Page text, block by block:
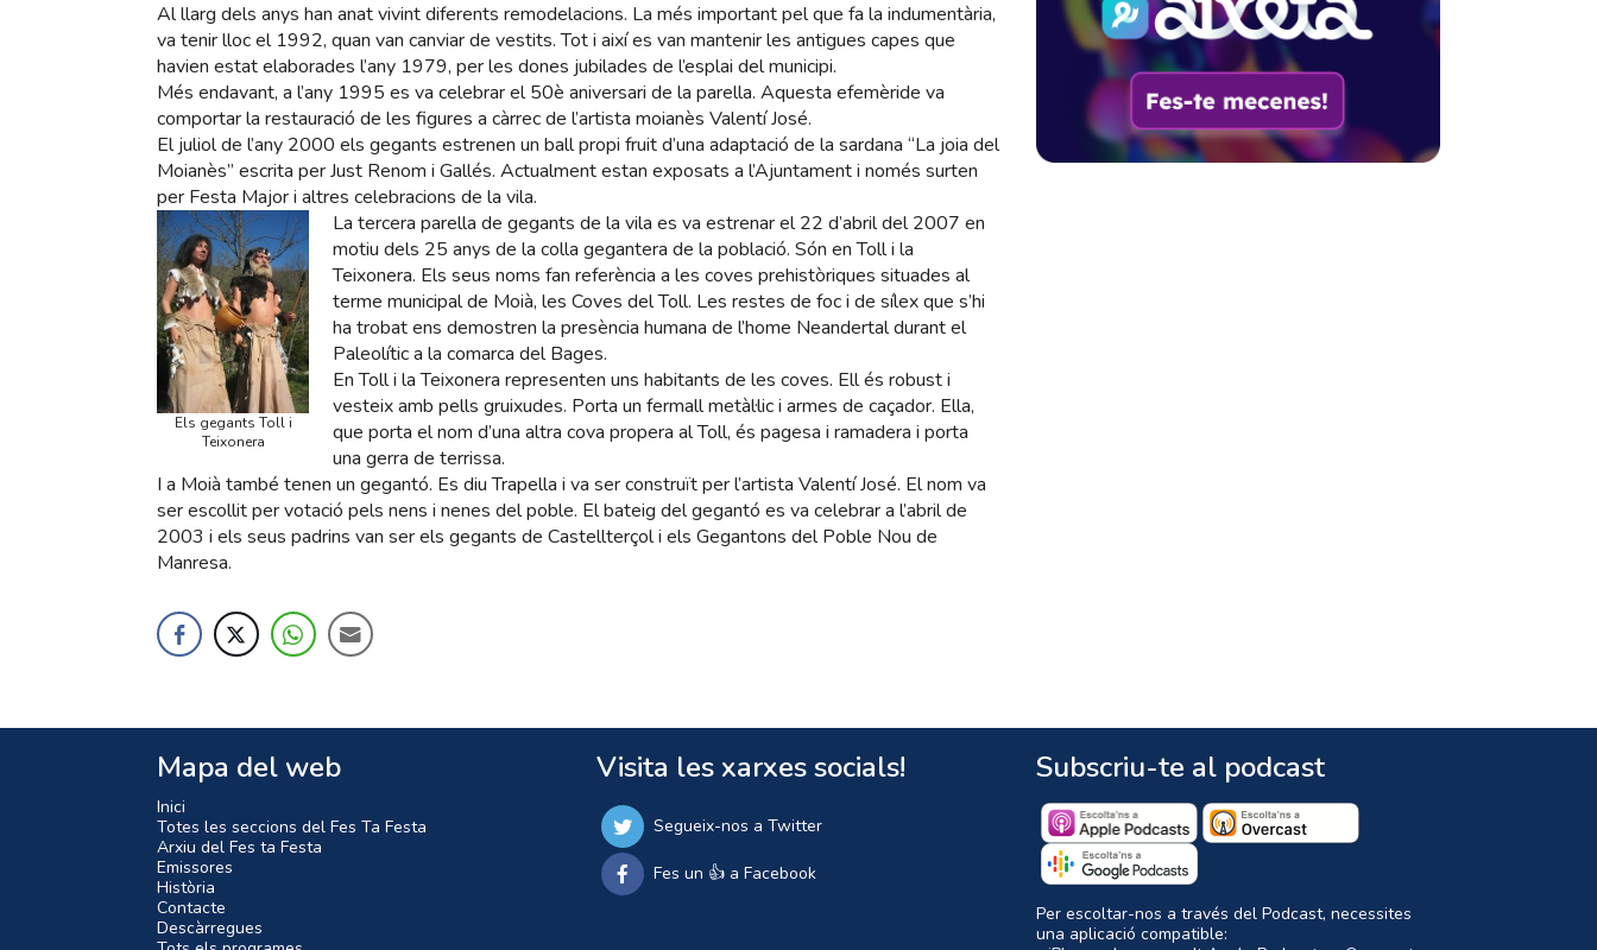
Al llarg dels anys han anat vivint diferents remodelacions. La més important pel que fa la indumentària,
va tenir lloc el 1992, quan van canviar de vestits. Tot i així es van mantenir les antigues capes que
havien estat elaborades l’any 1979, per les dones jubilades de l’esplai del municipi.
Més endavant, a l’any 1995 es va celebrar el 50è aniversari de la parella. Aquesta efemèride va
comportar la restauració de les figures a càrrec de l’artista moianès Valentí José.
El juliol de l’any 2000 els gegants estrenen un ball propi fruit d’una adaptació de la sardana “La joia del
Moianès” escrita per Just Renom i Gallés. Actualment estan exposats a l’Ajuntament i només surten
per Festa Major i altres celebracions de la vila.
Els gegants Toll i
Teixonera
La tercera parella de gegants de la vila es va estrenar el 22 d’abril del 2007 en
motiu dels 25 anys de la colla gegantera de la població. Són en Toll i la
Teixonera. Els seus noms fan referència a les coves prehistòriques situades al
terme municipal de Moià, les Coves del Toll. Les restes de foc i de sílex que s’hi
ha trobat ens demostren la presència humana de l’home Neandertal durant el
Paleolític a la comarca del Bages.
En Toll i la Teixonera representen uns habitants de les coves. Ell és robust i
vesteix amb pells gruixudes. Porta un fermall metàl·lic i armes de caçador. Ella,
que porta el nom d’una altra cova propera al Toll, és pagesa i ramadera i porta
una gerra de terrissa.
I a Moià també tenen un gegantó. Es diu Trapella i va ser construït per l’artista Valentí José. El nom va
ser escollit per votació pels nens i nenes del poble. El bateig del gegantó es va celebrar a l’abril de
2003 i els seus padrins van ser els gegants de Castellterçol i els Gegantons del Poble Nou de
Manresa.
Mapa del web
Inici
Totes les seccions del Fes Ta Festa
Arxiu del Fes ta Festa
Emissores
Història
Contacte
Descàrregues
Visita les xarxes socials!
Segueix-nos a Twitter
Fes un 👍 a Facebook
Subscriu-te al podcast
Per escoltar-nos a través del Podcast, necessites
una aplicació compatible: